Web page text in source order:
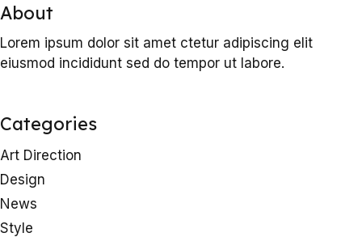
About
Lorem ipsum dolor sit amet ctetur adipiscing elit
eiusmod incididunt sed do tempor ut labore.
Categories
Art Direction
Design
News
Style